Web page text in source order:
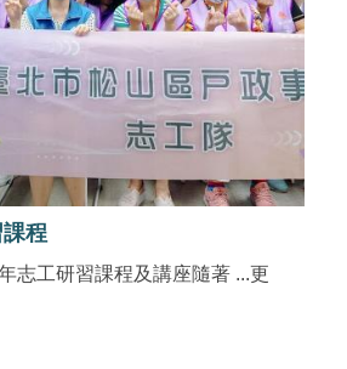
程
工研習課程及講座隨著 ...更